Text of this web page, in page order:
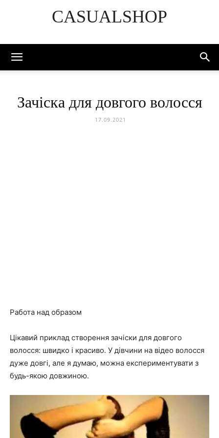
CASUALSHOP
Зачіска для довгого волосся
17.09.2021
Работа над образом
Цікавий приклад створення зачіски для довгого
волосся: швидко і красиво. У дівчини на відео волосся
дуже довгі, але я думаю, можна експериментувати з
будь-якою довжиною.